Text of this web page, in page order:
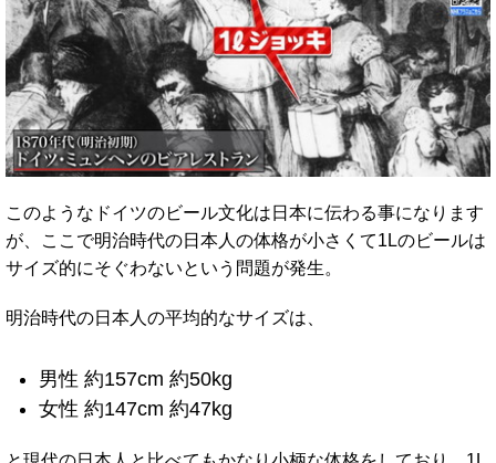
このようなドイツのビール文化は日本に伝わる事になります
が、ここで明治時代の日本人の体格が小さくて1Lのビールは
サイズ的にそぐわないという問題が発生。
明治時代の日本人の平均的なサイズは、
男性 約157cm 約50kg
女性 約147cm 約47kg